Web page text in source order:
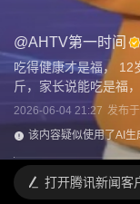
@AHTV第一时间
吃得健康才是福， 12
斤，家长说能吃是福
2026-06-04 21:27 发布于
该内容疑似使用了AI生
打开腾讯新闻客